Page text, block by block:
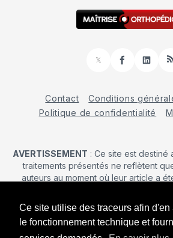
Ce site utilise des traceurs afin d'en
le fonctionnement technique et
𝕏
Facebook
Contact
Conditions
Politique de confidentialité
AVERTISSEMENT : Ce site est destiné
traitements présentés ne reflètent
auteurs au moment où leur article a
journal. La décision d’une intervention
prendre qu'après un examen
publiées ici ne sauraient justifier
revendication de la part d'un